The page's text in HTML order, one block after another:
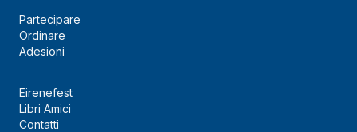
Partecipare
Ordinare
Adesioni
Eirenefest
Libri Amici
Contatti